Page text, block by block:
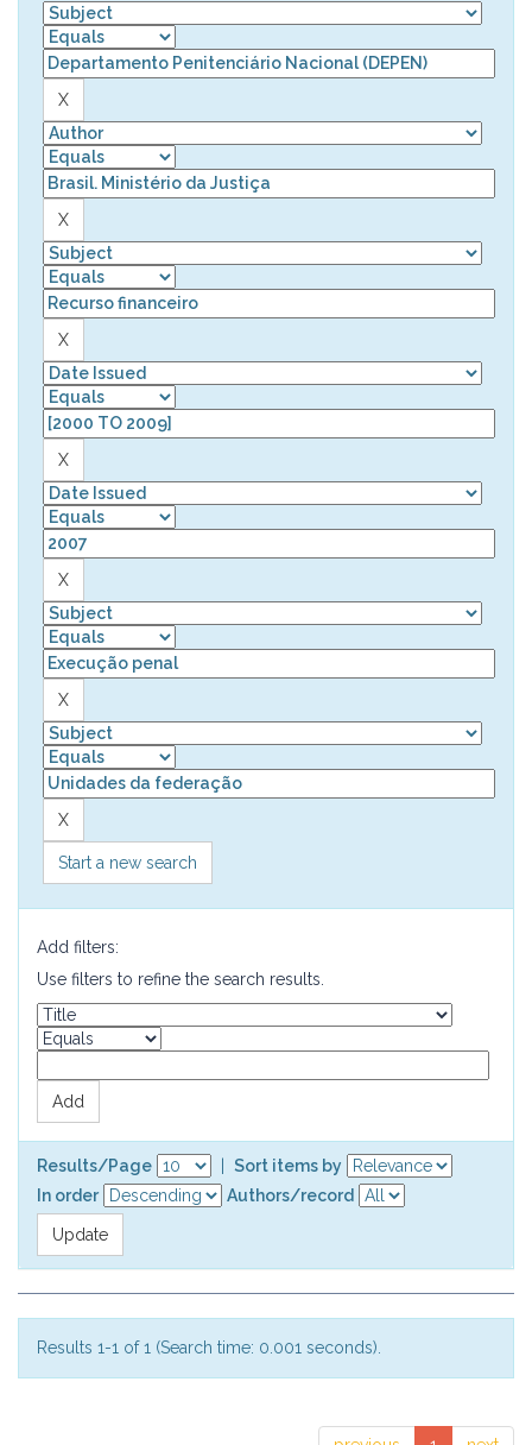
Start a new search
Add filters:
Use filters to refine the search results.
Results/Page
Sort items by
In order
Authors/record
Results 1-1 of 1 (Search time: 0.001 seconds).